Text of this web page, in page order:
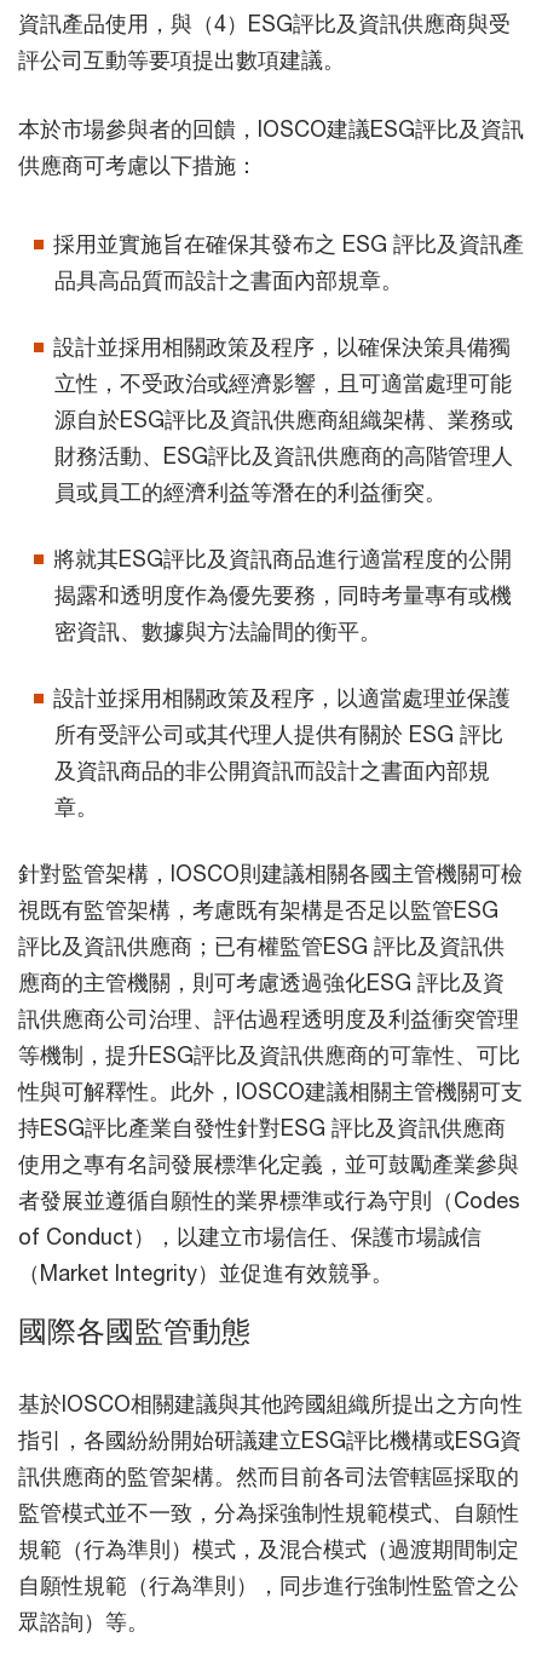
資訊產品使用，與（4）ESG評比及資訊供應商與受
評公司互動等要項提出數項建議。
本於市場參與者的回饋，IOSCO建議ESG評比及資訊
供應商可考慮以下措施：
採用並實施旨在確保其發布之 ESG 評比及資訊產
品具高品質而設計之書面內部規章。
設計並採用相關政策及程序，以確保決策具備獨
立性，不受政治或經濟影響，且可適當處理可能
源自於ESG評比及資訊供應商組織架構、業務或
財務活動、ESG評比及資訊供應商的高階管理人
員或員工的經濟利益等潛在的利益衝突。
將就其ESG評比及資訊商品進行適當程度的公開
揭露和透明度作為優先要務，同時考量專有或機
密資訊、數據與方法論間的衡平。
設計並採用相關政策及程序，以適當處理並保護
所有受評公司或其代理人提供有關於 ESG 評比
及資訊商品的非公開資訊而設計之書面內部規
章。
針對監管架構，IOSCO則建議相關各國主管機關可檢
視既有監管架構，考慮既有架構是否足以監管ESG
評比及資訊供應商；已有權監管ESG 評比及資訊供
應商的主管機關，則可考慮透過強化ESG 評比及資
訊供應商公司治理、評估過程透明度及利益衝突管理
等機制，提升ESG評比及資訊供應商的可靠性、可比
性與可解釋性。此外，IOSCO建議相關主管機關可支
持ESG評比產業自發性針對ESG 評比及資訊供應商
使用之專有名詞發展標準化定義，並可鼓勵產業參與
者發展並遵循自願性的業界標準或行為守則（Codes
of Conduct），以建立市場信任、保護市場誠信
（Market Integrity）並促進有效競爭。
國際各國監管動態
基於IOSCO相關建議與其他跨國組織所提出之方向性
指引，各國紛紛開始研議建立ESG評比機構或ESG資
訊供應商的監管架構。然而目前各司法管轄區採取的
監管模式並不一致，分為採強制性規範模式、自願性
規範（行為準則）模式，及混合模式（過渡期間制定
自願性規範（行為準則），同步進行強制性監管之公
眾諮詢）等。